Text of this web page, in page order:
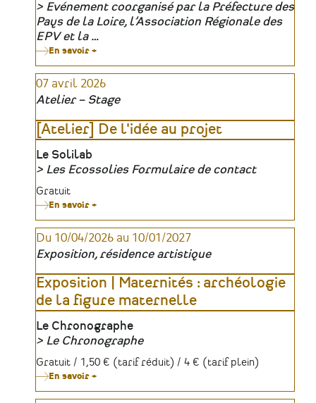
Organisateur
Evénement coorganisé par la Préfecture des
Pays de la Loire, l’Association Régionale des
EPV et la …
En savoir +
de
remise
labels
Pays
Loire
07 avril 2026
Atelier – Stage
[Atelier] De l'idée au projet
Lieu
Le Solilab
Organisateur
Les Ecossolies Formulaire de contact
Tarifs
Gratuit
En savoir +
De
l'idée
projet
Du 10/04/2026 au 10/01/2027
Exposition, résidence artistique
Exposition | Maternités : archéologie
de la figure maternelle
Lieu
Le Chronographe
Organisateur
Le Chronographe
Tarifs
Gratuit / 1,50 € (tarif réduit) / 4 € (tarif plein)
En savoir +
|